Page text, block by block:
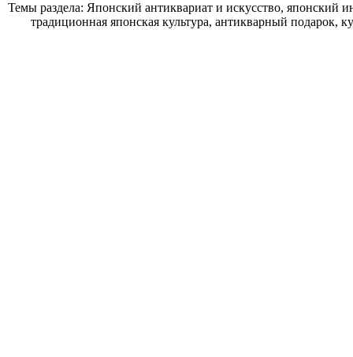
Темы раздела: Японский антиквариат и искусство, японский
традиционная японская культура, антикварный подарок,